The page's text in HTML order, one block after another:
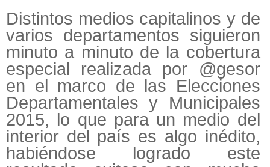
Distintos medios capitalinos y de
varios departamentos siguieron
minuto a minuto de la cobertura
especial realizada por @gesor
en el marco de las Elecciones
Departamentales y Municipales
2015, lo que para un medio del
interior del país es algo inédito,
habiéndose logrado este